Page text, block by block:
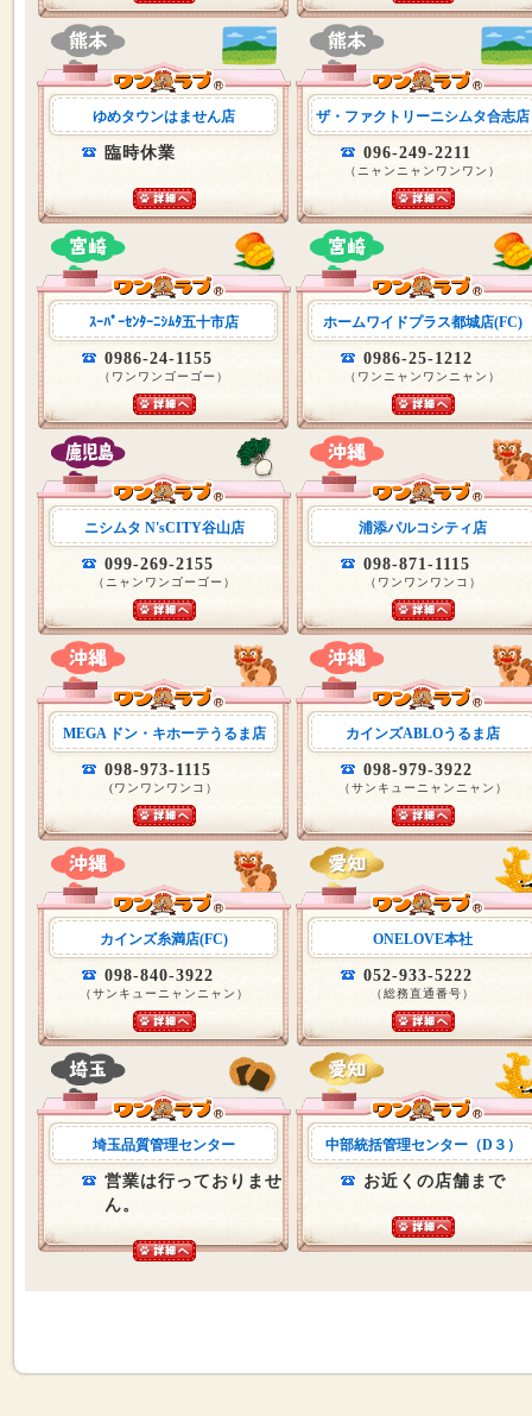
ゆめタウンはません店
臨時休業
ザ・ファクトリーニシムタ合志店
096-249-2211
（ニャンニャンワンワン）
ｽｰﾊﾟｰｾﾝﾀｰﾆｼﾑﾀ五十市店
0986-24-1155
（ワンワンゴーゴー）
ホームワイドプラス都城店(FC)
0986-25-1212
（ワンニャンワンニャン）
ニシムタ N'sCITY谷山店
099-269-2155
（ニャンワンゴーゴー）
浦添パルコシティ店
098-871-1115
（ワンワンワンコ）
MEGA ドン・キホーテうるま店
098-973-1115
(ワンワンワンコ）
カインズABLOうるま店
098-979-3922
（サンキューニャンニャン）
カインズ糸満店(FC)
098-840-3922
（サンキューニャンニャン）
ONELOVE本社
052-933-5222
（総務直通番号）
埼玉品質管理センター
営業は行っておりませ
ん。
中部統括管理センター（D３）
お近くの店舗まで